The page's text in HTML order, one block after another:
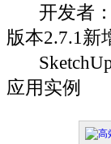
开发者：
版本2.7.1 新
应用实例